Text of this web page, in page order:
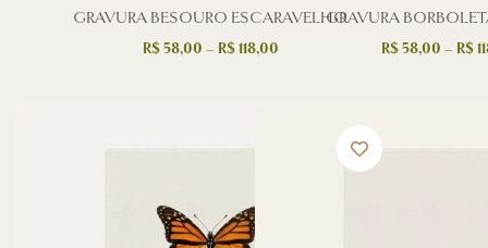
GRAVURA BESOURO ESCARAVELHO
R$58,00 – R$118,00
GRAVURA
R$58,00 – R$